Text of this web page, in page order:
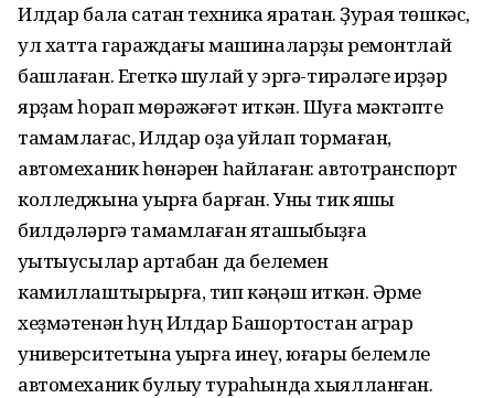
Илдар бала саҡтан техника яратҡан. Ҙурая төшкәс,
ул хатта гараждағы машиналарҙы ремонтлай
башлаған. Егеткә шулай уҡ эргә-тирәләге ирҙәр
ярҙам һорап мөрәжәғәт иткән. Шуға мәктәпте
тамамлағас, Илдар оҙаҡ уйлап тормаған,
автомеханик һөнәрен һайлаған: автотранспорт
колледжына уҡырға барған. Уны тик яҡшы
билдәләргә тамамлаған яҡташыбыҙға
уҡытыусылар артабан да белемен
камиллаштырырға, тип кәңәш иткән. Әрме
хеҙмәтенән һуң Илдар Башҡортостан аграр
университетына уҡырға инеү, юғары белемле
автомеханик булыу тураһында хыялланған.